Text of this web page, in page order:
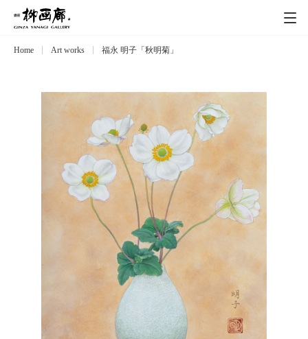
Exhibitions
Art works 作品一覧
About
Home Art works 福永 明子「秋明菊」